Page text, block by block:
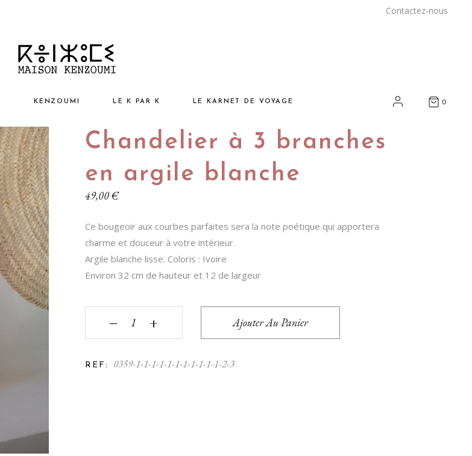
Contactez-nous
KENZOUMI
L’esprit Kenzoumi
Nos Valeurs
Notre Projet Humain
Kaleidoscope
LE K PAR K LE KARNET DE VOYAGE
Inspirations
Voyages et rencontres
Art et artisanat durables
Nos adresses
KenzOumiam’
0
Chandelier à 3 branches
en argile blanche
49,00€
Ce bougeoir aux courbes parfaites sera la note poétique qui apportera
charme et douceur à votre intérieur.
Argile blanche lisse. Coloris : Ivoire
Environ 32 cm de hauteur et 12 de largeur
‒ + Ajouter Au Panier
REF: 0359-1-1-1-1-1-1-1-1-1-1-1-2-3